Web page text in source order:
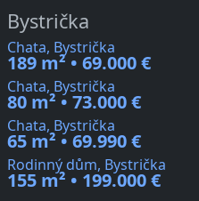
Bystrička
Chata, Bystrička
189 m² • 69.000 €
Chata, Bystrička
80 m² • 73.000 €
Chata, Bystrička
65 m² • 69.990 €
Rodinný dům, Bystrička
155 m² • 199.000 €